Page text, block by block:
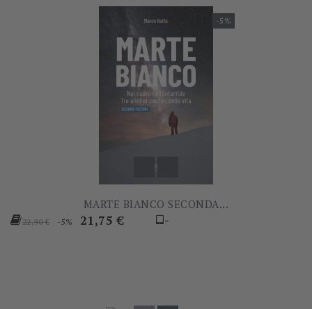
-5%
MARTE BIANCO SECONDA...
Prezzo
22,90 € -5% Prezzo
21,75 € -